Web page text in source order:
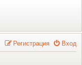
Вход
Регистрация